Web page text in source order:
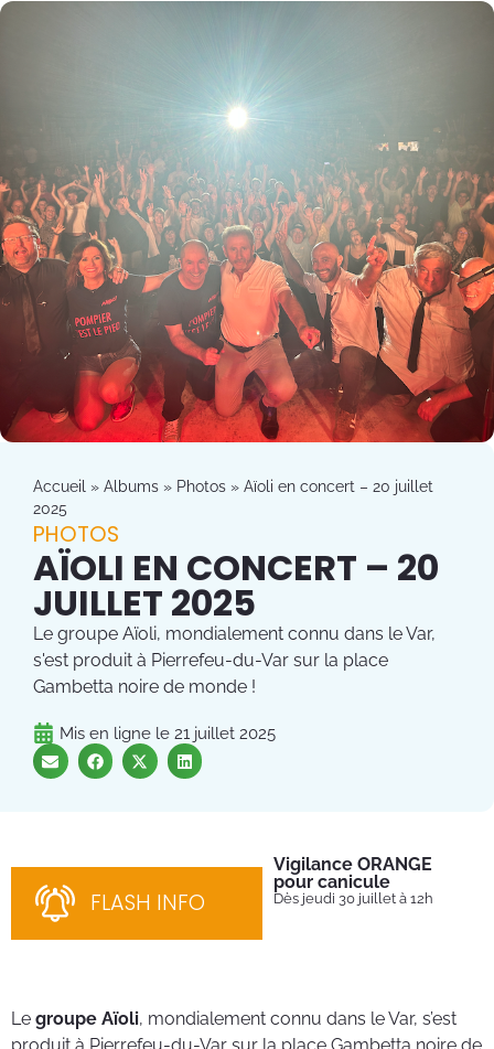
Accueil » Albums » Photos » Aïoli en concert – 20 juillet
2025
PHOTOS
AÏOLI EN CONCERT – 20
JUILLET 2025
Le groupe Aïoli, mondialement connu dans le Var,
s'est produit à Pierrefeu-du-Var sur la place
Gambetta noire de monde !
Mis en ligne le 21 juillet 2025
FLASH INFO
Vigilance ORANGE
pour canicule
Dès jeudi 30 juillet à 12h
Le groupe Aïoli, mondialement connu dans le Var, s’est